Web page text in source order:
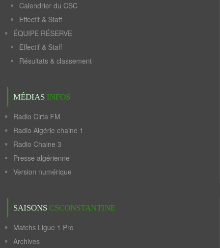
Calendrier du CSC
Effectif & Staff
ÉQUIPE RÉSERVE
Effectif & Staff
Résultats & classement
MÉDIAS INFOS
Radio Cirta FM
Radio Algérie chaine 1
Radio Chaine 3
Presse algérienne
Version numérique
SAISONS CSCONSTANTINE
Matchs Ligue 1 Pro
Archives